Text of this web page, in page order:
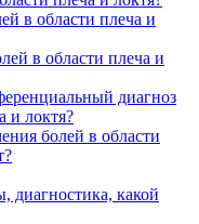
в области плеча и
в области плеча и
диагноз
и локтя?
болей в области
диагностика, какой